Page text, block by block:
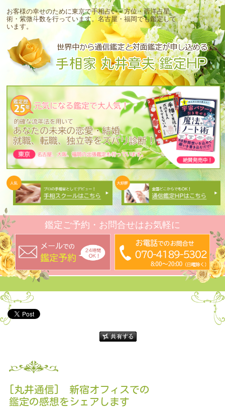
お客様の幸せのために東京で手相占い・方位・西洋占星
術・紫微斗数を行っています。名古屋・福岡でも鑑定して
います。
鑑定ご予約・お問合せはお気軽に
[丸井通信] 新宿オフィスでの
鑑定の感想をシェアします